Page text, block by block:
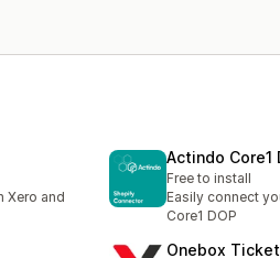
Xero and
Actindo Core1
Free to install
Easily connect
Core1 DOP
Onebox